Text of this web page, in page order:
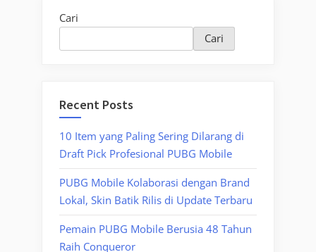
Cari
Cari
Recent Posts
10 Item yang Paling Sering Dilarang di
Draft Pick Profesional PUBG Mobile
PUBG Mobile Kolaborasi dengan Brand
Lokal, Skin Batik Rilis di Update Terbaru
Pemain PUBG Mobile Berusia 48 Tahun
Raih Conqueror